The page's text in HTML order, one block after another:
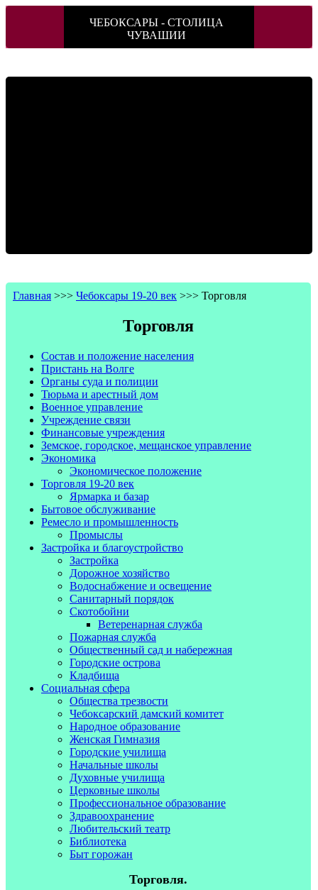
ЧЕБОКСАРЫ - СТОЛИЦА
ЧУВАШИИ
Главная >>> Чебоксары 19-20 век >>> Торговля
Торговля
Состав и положение населения
Пристань на Волге
Органы суда и полиции
Тюрьма и арестный дом
Военное управление
Учреждение связи
Финансовые учреждения
Земское, городское, мещанское управление
Экономика
Экономическое положение
Торговля 19-20 век
Ярмарка и базар
Бытовое обслуживание
Ремесло и промышленность
Промыслы
Застройка и благоустройство
Застройка
Дорожное хозяйство
Водоснабжение и освещение
Санитарный порядок
Скотобойни
Ветеренарная служба
Пожарная служба
Общественный сад и набережная
Городские острова
Кладбища
Социальная сфера
Общества трезвости
Чебоксарский дамский комитет
Народное образование
Женская Гимназия
Городские училища
Начальные школы
Духовные училища
Церковные школы
Профессиональное образование
Здравоохранение
Любительский театр
Библиотека
Быт горожан
Торговля.